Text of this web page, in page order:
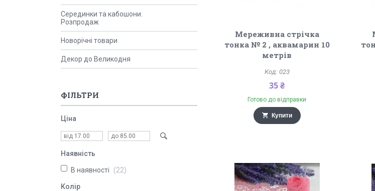
Мереживна стрічка
тонка № 2 , аквамарин 10
метрів
023
35 ₴
Готово до відправки
Купити
Серединки та кабошони.
Розпродаж
Новорічні товари
Декор до Великодня
ФІЛЬТРИ
Ціна
Наявність
В наявності 22
Колір